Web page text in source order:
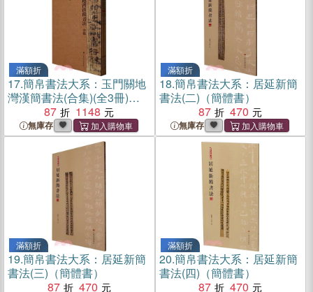
滿額折
17.簡帛書法大系：玉門關地
灣漢簡書法(合集)(全3冊)
（簡體書）
87 1148
無庫存
滿額折
18.簡帛書法大系：居延新簡
書法(二)（簡體書）
87
470
無庫存
滿額折
19.簡帛書法大系：居延新簡
書法(三)（簡體書）
87
470
滿額折
20.簡帛書法大系：居延新簡
書法(四)（簡體書）
87
470